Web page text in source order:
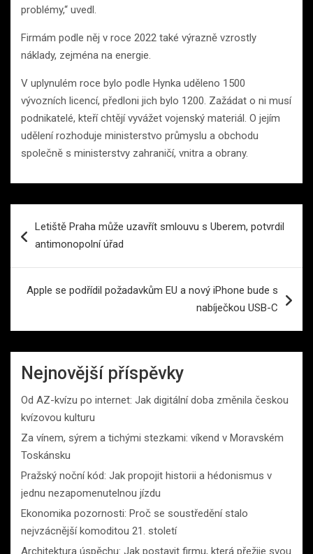
problémy,“ uvedl.
Firmám podle něj v roce 2022 také výrazně vzrostly
náklady, zejména na energie.
V uplynulém roce bylo podle Hynka uděleno 1500
vývozních licencí, předloni jich bylo 1200. Zažádat o ni musí
podnikatelé, kteří chtějí vyvážet vojenský materiál. O jejím
udělení rozhoduje ministerstvo průmyslu a obchodu
společně s ministerstvy zahraničí, vnitra a obrany.
proLetiště Praha může uzavřít smlouvu s Uberem, potvrdil
antimonopolní úřad
Apple se podřídil požadavkům EU a nový iPhone bude s
nabíječkou USB-C
Nejnovější příspěvky
Od AZ-kvízu po internet: Jak digitální doba změnila českou
kvízovou kulturu
Za vínem, sýrem a tichými stezkami: víkend v Moravském
Toskánsku
Pražský noční kód: Jak propojit historii a hédonismus v
jednu nezapomenutelnou jízdu
Ekonomika pozornosti: Proč se soustředění stalo
nejvzácnější komoditou 21. století
Architektura úspěchu: Jak postavit firmu, která přežije svou